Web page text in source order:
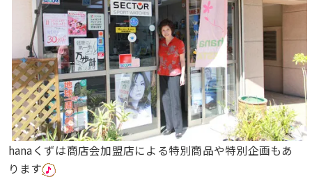
hanaくずは商店会加盟店による特別商品や特別企画もあ
ります